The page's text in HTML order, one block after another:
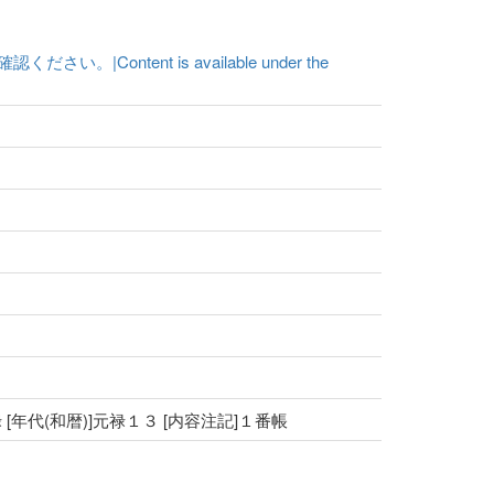
ください。|Content is available under the
年代(和暦)]元禄１３ [内容注記]１番帳